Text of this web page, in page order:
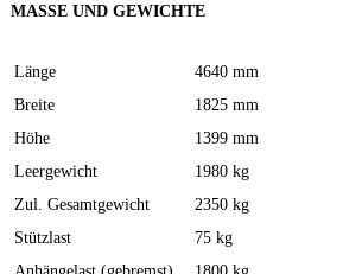
MASSE UND GEWICHTE
Länge
4640 mm
Breite
1825 mm
Höhe
1399 mm
Leergewicht
1980 kg
Zul. Gesamtgewicht
2350 kg
Stützlast
75 kg